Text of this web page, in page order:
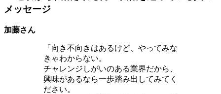
メッセージ
加藤さん
「向き不向きはあるけど、やってみな
きゃわからない。
チャレンジしがいのある業界だから、
興味があるなら一歩踏み出してみてく
ださい。